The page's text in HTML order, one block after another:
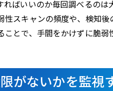
ばいいのか毎回調べるのは
スキャンの頻度や、検知
とで、手間をかけずに脆弱
がないかを監視